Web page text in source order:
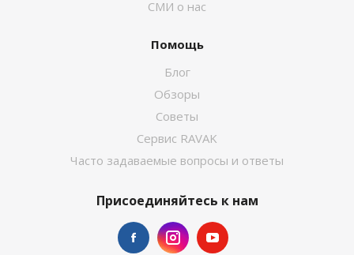
СМИ о нас
Помощь
Блог
Обзоры
Советы
Сервис RAVAK
Часто задаваемые вопросы и ответы
Присоединяйтесь к нам